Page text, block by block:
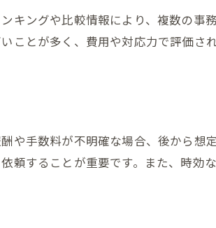
キングや比較情報により、複数の事
ことが多く、費用や対応力で評価さ
や手数料が不明確な場合、後から想
頼することが重要です。また、時効